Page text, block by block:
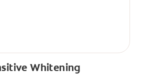
Whitening